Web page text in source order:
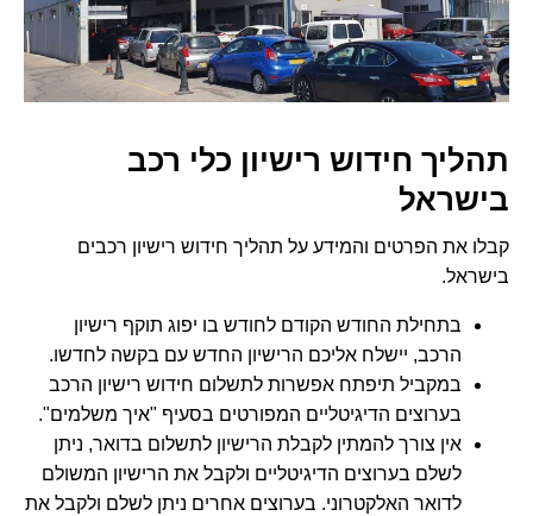
תהליך חידוש רישיון כלי רכב
בישראל
קבלו את הפרטים והמידע על תהליך חידוש רישיון רכבים
בישראל.
בתחילת החודש הקודם לחודש בו יפוג תוקף רישיון
הרכב, יישלח אליכם הרישיון החדש עם בקשה לחדשו.
במקביל תיפתח אפשרות לתשלום חידוש רישיון הרכב
בערוצים הדיגיטליים המפורטים בסעיף "איך משלמים".
אין צורך להמתין לקבלת הרישיון לתשלום בדואר, ניתן
לשלם בערוצים הדיגיטליים ולקבל את הרישיון המשולם
לדואר האלקטרוני. בערוצים אחרים ניתן לשלם ולקבל את